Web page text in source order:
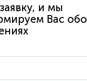
и мы
Вас обо